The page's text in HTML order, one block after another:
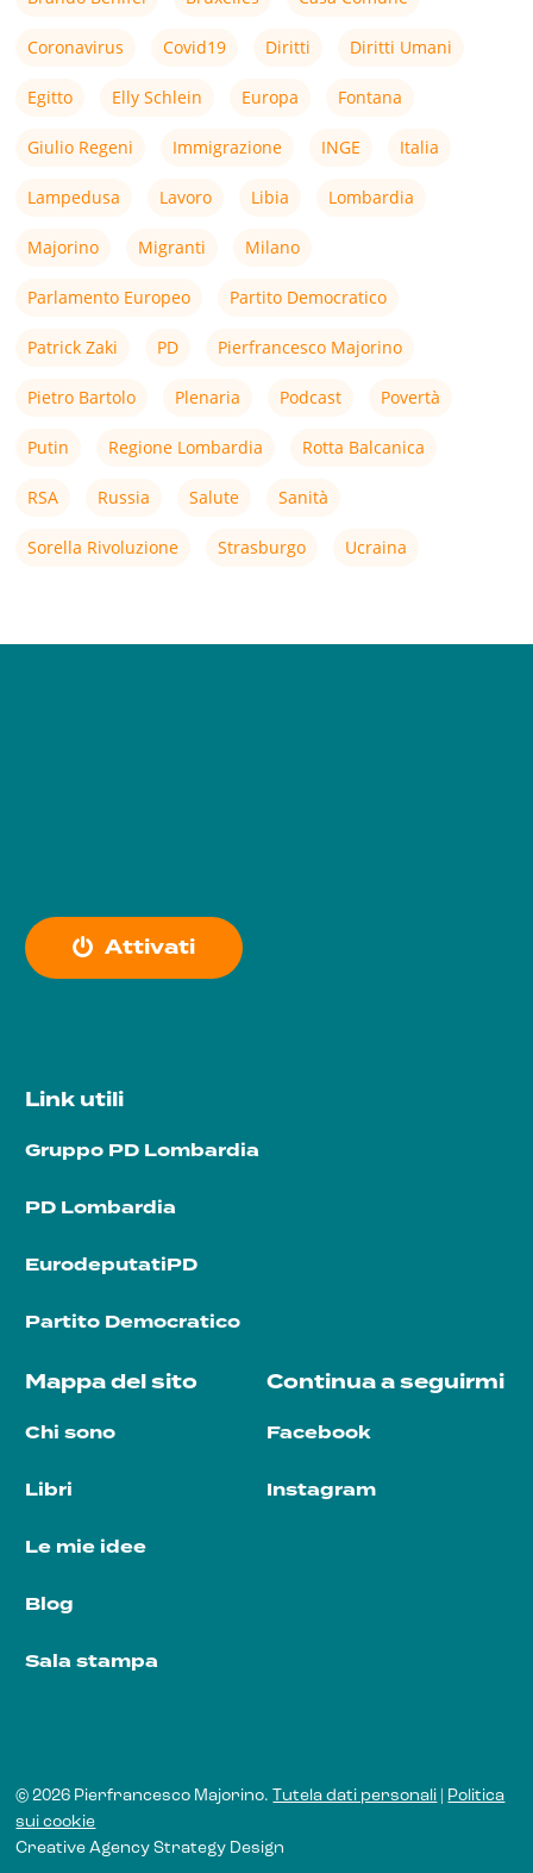
Coronavirus Covid19 Diritti Diritti Umani
Egitto Elly Schlein Europa Fontana
Giulio Regeni Immigrazione INGE Italia
Lampedusa Lavoro Libia Lombardia
Majorino Migranti Milano
Parlamento Europeo Partito Democratico
Patrick Zaki PD Pierfrancesco Majorino
Pietro Bartolo Plenaria Podcast Povertà
Putin Regione Lombardia Rotta Balcanica
RSA Russia Salute Sanità
Sorella Rivoluzione Strasburgo Ucraina
Attivati
Link utili
Gruppo PD Lombardia
PD Lombardia
EurodeputatiPD
Partito Democratico
Mappa del sito
Chi sono
Libri
Le mie idee
Blog
Sala stampa
Continua a seguirmi
Facebook
Instagram
© 2026 Pierfrancesco Majorino. Tutela dati personali
Politica
sui cookie
Creative AgencyStrategy Design